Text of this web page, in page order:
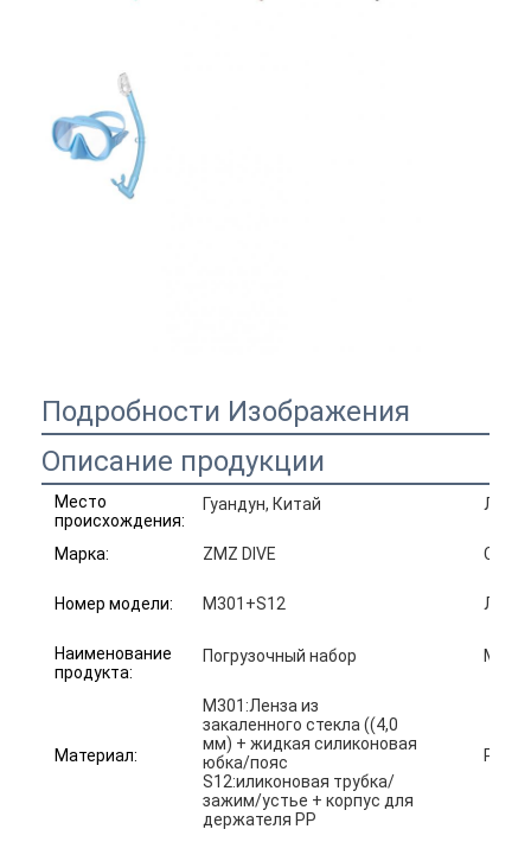
Подробности Изображения
Описание продукции
Место
происхождения:
Гуандун, Китай
Марка: ZMZ DIVE
Номер модели: M301+S12
Наименование
продукта:
Погрузочный набор МОК:
Материал:
M301:Ленза из
закаленного стекла ((4,0
мм) + жидкая силиконовая
юбка/пояс
S12:иликоновая трубка/
зажим/устье + корпус для
держателя PP